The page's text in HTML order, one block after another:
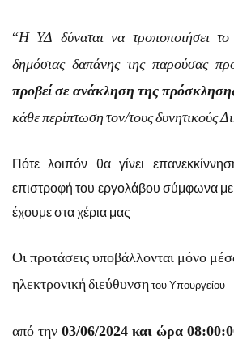
“Η ΥΔ δύναται να τροποποιήσει
δημόσιας δαπάνης της παρούσας
προβεί σε ανάκληση της
κάθεπερίπτωσητον/τουςδυνητικούς
Πότε λοιπόν θα γίνει
επιστροφή του εργολάβου σύμφωνα
έχουμε στα χέρια μας
Οι προτάσεις υποβάλλονται μόνο
ηλεκτρονικήδιεύθυνσητου Υπουργείου
από την 03/06/2024 και ώρα